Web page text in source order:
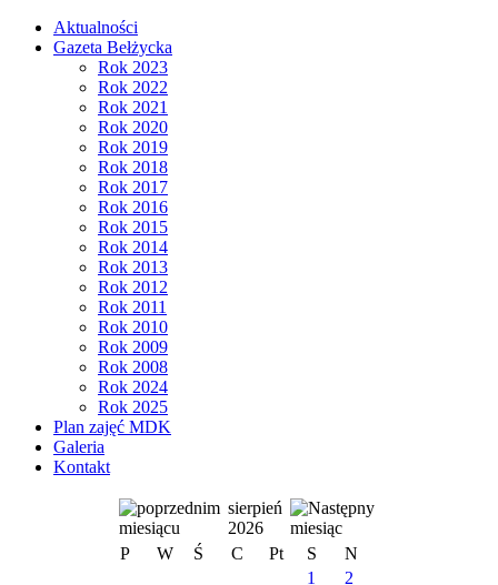
Aktualności
Gazeta Bełżycka
Rok 2023
Rok 2022
Rok 2021
Rok 2020
Rok 2019
Rok 2018
Rok 2017
Rok 2016
Rok 2015
Rok 2014
Rok 2013
Rok 2012
Rok 2011
Rok 2010
Rok 2009
Rok 2008
Rok 2024
Rok 2025
Plan zajęć MDK
Galeria
Kontakt
sierpień
2026
P
W Ś C Pt S
N
1
2